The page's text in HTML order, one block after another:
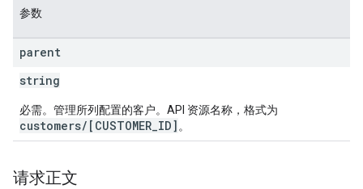
参数
parent
string
必需。管理所列配置的客户。API 资源名称，格式为
customers/[CUSTOMER_ID] 。
请求正文